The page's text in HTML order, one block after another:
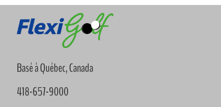
Basé à Québec, Canada
418-657-9000